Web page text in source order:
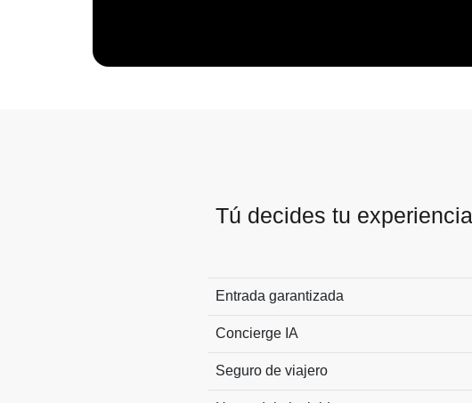
Tú decides tu experiencia
Entrada garantizada
Concierge IA
Seguro de viajero